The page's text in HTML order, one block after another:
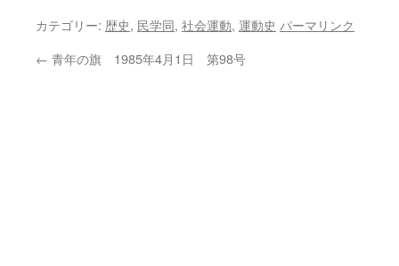
カテゴリー: 歴史, 民学同, 社会運動, 運動史 パーマリンク
← 青年の旗 1985年4月1日 第98号